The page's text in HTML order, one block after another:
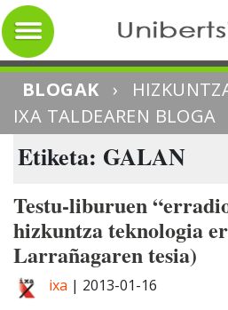
BLOGAK ›
IXA TALDEAREN BLOGA
Etiketa: GALAN
Testu-liburuen
hizkuntza teknologia
Larrañagaren tesia)
ixa | 2013-01-16